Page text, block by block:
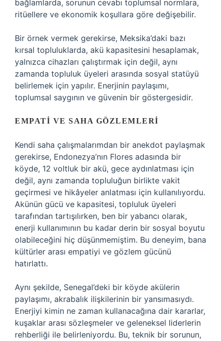
bağlamlarda, sorunun cevabı toplumsal normlara,
ritüellere ve ekonomik koşullara göre değişebilir.
Bir örnek vermek gerekirse, Meksika’daki bazı
kırsal topluluklarda, akü kapasitesini hesaplamak,
yalnızca cihazları çalıştırmak için değil, aynı
zamanda topluluk üyeleri arasında sosyal statüyü
belirlemek için yapılır. Enerjinin paylaşımı,
toplumsal saygının ve güvenin bir göstergesidir.
EMPATI VE SAHA GÖZLEMLERI
Kendi saha çalışmalarımdan bir anekdot paylaşmak
gerekirse, Endonezya’nın Flores adasında bir
köyde, 12 voltluk bir akü, gece aydınlatması için
değil, aynı zamanda topluluğun birlikte vakit
geçirmesi ve hikâyeler anlatması için kullanılıyordu.
Akünün gücü ve kapasitesi, topluluk üyeleri
tarafından tartışılırken, ben bir yabancı olarak,
enerji kullanımının bu kadar derin bir sosyal boyutu
olabileceğini hiç düşünmemiştim. Bu deneyim, bana
kültürler arası empatiyi ve gözlem gücünü
hatırlattı.
Aynı şekilde, Senegal’deki bir köyde akülerin
paylaşımı, akrabalık ilişkilerinin bir yansımasıydı.
Enerjiyi kimin ne zaman kullanacağına dair kararlar,
kuşaklar arası sözleşmeler ve geleneksel liderlerin
rehberliği ile belirleniyordu. Bu, teknik bir sorunun,